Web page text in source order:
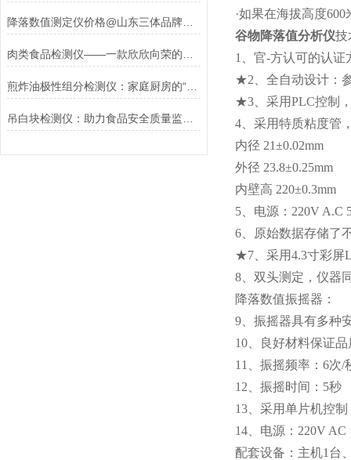
·如果在海拔高度
谷物降落值分析仪技
1、官-方认可的认证
★2、全自动设计：
★3、采用PLC控制
4、采用特质粘度管
内径 21±0.02mm
外径 23.8±0.25mm
内壁高 220±0.3mm
5、电源：220V A.C
6、原始数据存储了
★7、采用4.3寸彩屏
8、双头测定，仪器
降落数值振摇器：
9、振摇器具有多种
10、良好材料保证
11、振摇频率：6次/
12、振摇时间：5秒
13、采用单片机控
14、电源：220V AC
配套设备：主机1台